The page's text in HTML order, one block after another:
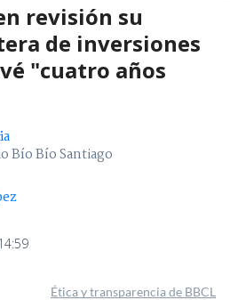
revisión su
de inversiones
"cuatro años
Bío Bío Santiago
Ética y transparencia de BBCL